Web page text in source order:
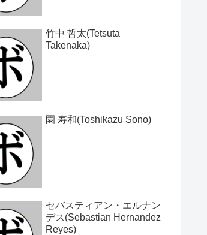
竹中 哲太(Tetsuta
Takenaka)
園 寿和(Toshikazu Sono)
セバスティアン・エルナン
デス(Sebastian Hernandez
Reyes)